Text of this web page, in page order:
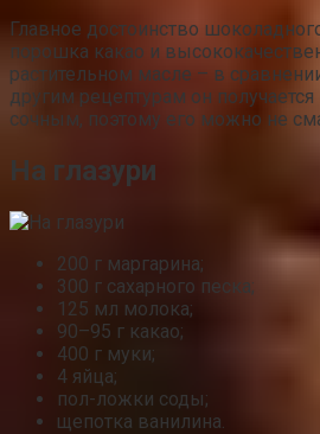
Главное достоинство
порошка какао и
растительном масле – в
другим рецептурам он
сочным, поэтому его можно не
На глазури
200 г маргарина;
300 г сахарного песка;
125 мл молока;
90–95 г какао;
400 г муки;
4 яйца;
пол-ложки соды;
щепотка ванилина.